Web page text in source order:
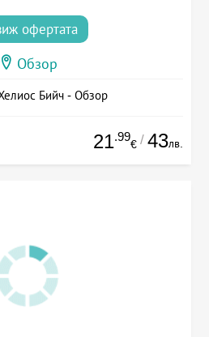
офертата
Обзор
Бийч - Обзор
21.99
€ / 43лв.